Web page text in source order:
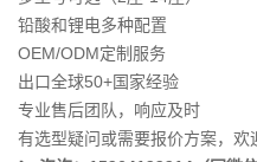
铅酸和锂电多种配置
OEM/ODM定制服务
出口全球50+国家经验
专业售后团队，响应及时
有选型疑问或需要报价方案，欢